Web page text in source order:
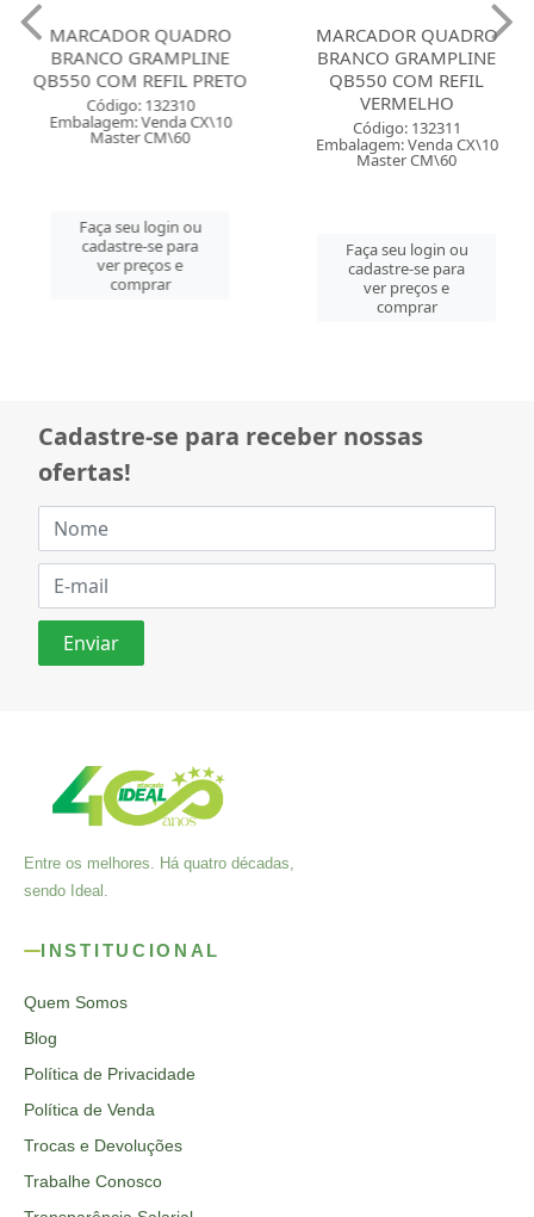
MARCADOR QUADRO
BRANCO GRAMPLINE
QB550 COM REFIL PRETO
Código: 132310
Embalagem: Venda CX\10
Master CM\60
Faça seu login ou
cadastre-se para
ver preços e
comprar
MARCADOR QUADRO
BRANCO GRAMPLINE
QB550 COM REFIL
VERMELHO
Código: 132311
Embalagem: Venda CX\10
Master CM\60
Faça seu login ou
cadastre-se para
ver preços e
comprar
Cadastre-se para receber nossas
ofertas!
Entre os melhores. Há quatro décadas,
sendo Ideal.
INSTITUCIONAL
Quem Somos
Blog
Política de Privacidade
Política de Venda
Trocas e Devoluções
Trabalhe Conosco